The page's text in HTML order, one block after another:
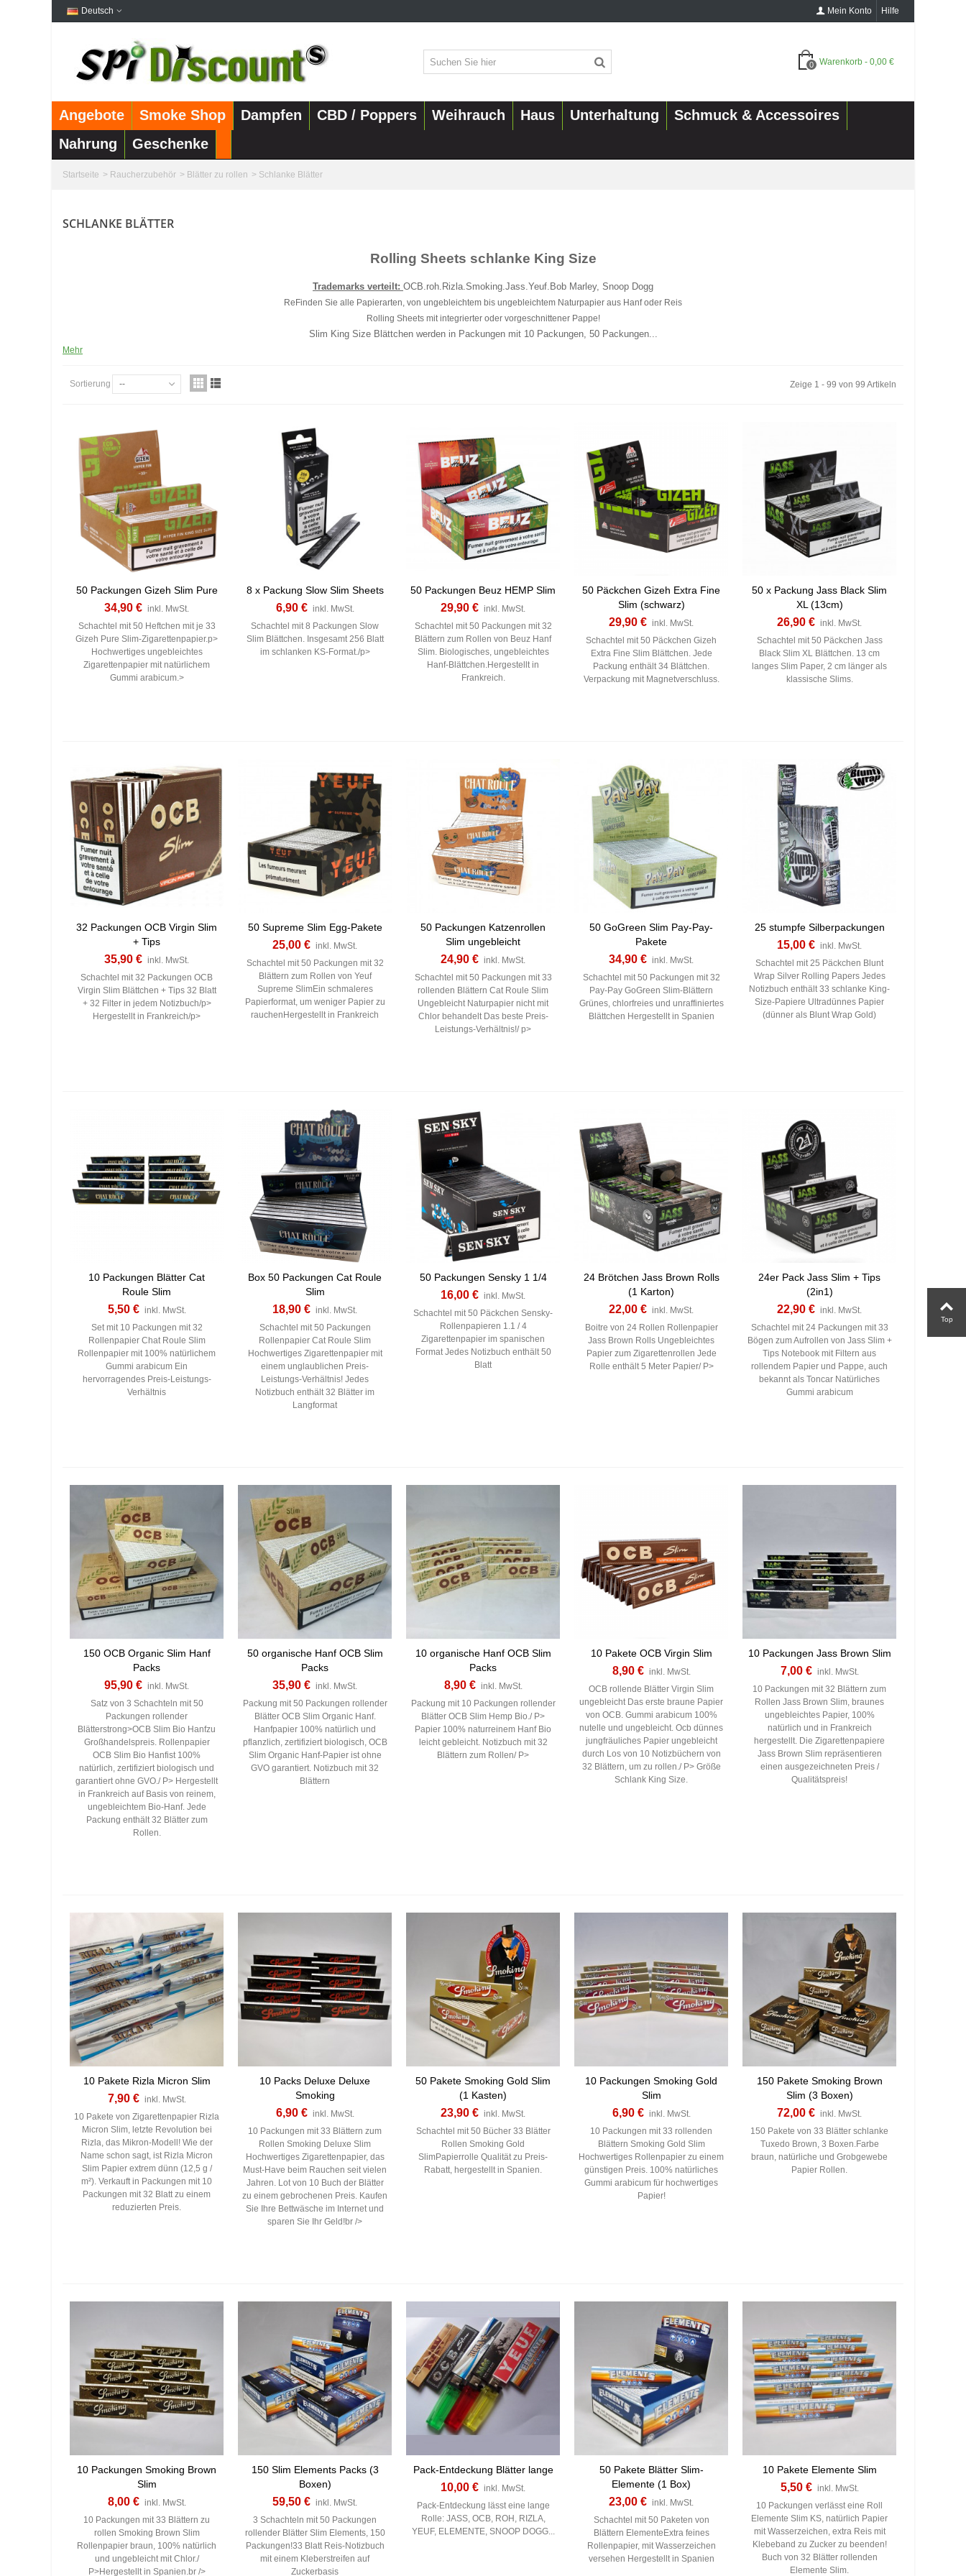
Deutsch Hilfe
Mein Konto
0 Warenkorb - 0,00 €
Angebote Smoke Shop Dampfen CBD / Poppers Weihrauch Haus Unterhaltung
Schmuck & Accessoires
Nahrung
Geschenke
Startseite > Raucherzubehör > Blätter zu rollen > Schlanke Blätter
SCHLANKE BLÄTTER
Rolling Sheets schlanke King Size
Trademarks verteilt: OCB.roh.Rizla.Smoking.Jass.Yeuf.Bob Marley, Snoop Dogg
ReFinden Sie alle Papierarten, von ungebleichtem bis ungebleichtem Naturpapier aus Hanf oder Reis
Rolling Sheets mit integrierter oder vorgeschnittener Pappe!
Slim King Size Blättchen werden in Packungen mit 10 Packungen, 50 Packungen...
Mehr
Sortierung -- Zeige 1 - 99 von 99 Artikeln
50 Packungen Gizeh Slim Pure
34,90 € inkl. MwSt.
Schachtel mit 50 Heftchen mit je 33
Gizeh Pure Slim-Zigarettenpapier.p>
Hochwertiges ungebleichtes
Zigarettenpapier mit natürlichem
Gummi arabicum.>
8 x Packung Slow Slim Sheets
6,90 € inkl. MwSt.
Schachtel mit 8 Packungen Slow
Slim Blättchen. Insgesamt 256 Blatt
im schlanken KS-Format./p>
50 Packungen Beuz HEMP Slim
29,90 € inkl. MwSt.
Schachtel mit 50 Packungen mit 32
Blättern zum Rollen von Beuz Hanf
Slim. Biologisches, ungebleichtes
Hanf-Blättchen.Hergestellt in
Frankreich.
50 Päckchen Gizeh Extra Fine
Slim (schwarz)
29,90 € inkl. MwSt.
Schachtel mit 50 Päckchen Gizeh
Extra Fine Slim Blättchen. Jede
Packung enthält 34 Blättchen.
Verpackung mit Magnetverschluss.
50 x Packung Jass Black Slim
XL (13cm)
26,90 € inkl. MwSt.
Schachtel mit 50 Päckchen Jass
Black Slim XL Blättchen. 13 cm
langes Slim Paper, 2 cm länger als
klassische Slims.
32 Packungen OCB Virgin Slim
+ Tips
35,90 € inkl. MwSt.
Schachtel mit 32 Packungen OCB
Virgin Slim Blättchen + Tips 32 Blatt
+ 32 Filter in jedem Notizbuch/p>
Hergestellt in Frankreich/p>
50 Supreme Slim Egg-Pakete
25,00 € inkl. MwSt.
Schachtel mit 50 Packungen mit 32
Blättern zum Rollen von Yeuf
Supreme SlimEin schmaleres
Papierformat, um weniger Papier zu
rauchenHergestellt in Frankreich
50 Packungen Katzenrollen
Slim ungebleicht
24,90 € inkl. MwSt.
Schachtel mit 50 Packungen mit 33
rollenden Blättern Cat Roule Slim
Ungebleicht Naturpapier nicht mit
Chlor behandelt Das beste Preis-
Leistungs-Verhältnis!/ p>
50 GoGreen Slim Pay-Pay-
Pakete
34,90 € inkl. MwSt.
Schachtel mit 50 Packungen mit 32
Pay-Pay GoGreen Slim-Blättern
Grünes, chlorfreies und unraffiniertes
Blättchen Hergestellt in Spanien
25 stumpfe Silberpackungen
15,00 € inkl. MwSt.
Schachtel mit 25 Päckchen Blunt
Wrap Silver Rolling Papers Jedes
Notizbuch enthält 33 schlanke King-
Size-Papiere Ultradünnes Papier
(dünner als Blunt Wrap Gold)
10 Packungen Blätter Cat
Roule Slim
5,50 € inkl. MwSt.
Set mit 10 Packungen mit 32
Rollenpapier Chat Roule Slim
Rollenpapier mit 100% natürlichem
Gummi arabicum Ein
hervorragendes Preis-Leistungs-
Verhältnis
Box 50 Packungen Cat Roule
Slim
18,90 € inkl. MwSt.
Schachtel mit 50 Packungen
Rollenpapier Cat Roule Slim
Hochwertiges Zigarettenpapier mit
einem unglaublichen Preis-
Leistungs-Verhältnis! Jedes
Notizbuch enthält 32 Blätter im
Langformat
50 Packungen Sensky 1 1/4
16,00 € inkl. MwSt.
Schachtel mit 50 Päckchen Sensky-
Rollenpapieren 1.1 / 4
Zigarettenpapier im spanischen
Format Jedes Notizbuch enthält 50
Blatt
24 Brötchen Jass Brown Rolls
(1 Karton)
22,00 € inkl. MwSt.
Boitre von 24 Rollen Rollenpapier
Jass Brown Rolls Ungebleichtes
Papier zum Zigarettenrollen Jede
Rolle enthält 5 Meter Papier/ P>
24er Pack Jass Slim + Tips
(2in1)
22,90 € inkl. MwSt.
Schachtel mit 24 Packungen mit 33
Bögen zum Aufrollen von Jass Slim +
Tips Notebook mit Filtern aus
rollendem Papier und Pappe, auch
bekannt als Toncar Natürliches
Gummi arabicum
150 OCB Organic Slim Hanf
Packs
95,90 € inkl. MwSt.
Satz von 3 Schachteln mit 50
Packungen rollender
Blätterstrong>OCB Slim Bio Hanfzu
Großhandelspreis. Rollenpapier
OCB Slim Bio Hanfist 100%
natürlich, zertifiziert biologisch und
garantiert ohne GVO./ P> Hergestellt
in Frankreich auf Basis von reinem,
ungebleichtem Bio-Hanf. Jede
Packung enthält 32 Blätter zum
Rollen.
50 organische Hanf OCB Slim
Packs
35,90 € inkl. MwSt.
Packung mit 50 Packungen rollender
Blätter OCB Slim Organic Hanf.
Hanfpapier 100% natürlich und
pflanzlich, zertifiziert biologisch, OCB
Slim Organic Hanf-Papier ist ohne
GVO garantiert. Notizbuch mit 32
Blättern
10 organische Hanf OCB Slim
Packs
8,90 € inkl. MwSt.
Packung mit 10 Packungen rollender
Blätter OCB Slim Hemp Bio./ P>
Papier 100% naturreinem Hanf Bio
leicht gebleicht. Notizbuch mit 32
Blättern zum Rollen/ P>
10 Pakete OCB Virgin Slim
8,90 € inkl. MwSt.
OCB rollende Blätter Virgin Slim
ungebleicht Das erste braune Papier
von OCB. Gummi arabicum 100%
nutelle und ungebleicht. Ocb dünnes
jungfräuliches Papier ungebleicht
durch Los von 10 Notizbüchern von
32 Blättern, um zu rollen./ P> Größe
Schlank King Size.
10 Packungen Jass Brown Slim
7,00 € inkl. MwSt.
10 Packungen mit 32 Blättern zum
Rollen Jass Brown Slim, braunes
ungebleichtes Papier, 100%
natürlich und in Frankreich
hergestellt. Die Zigarettenpapiere
Jass Brown Slim repräsentieren
einen ausgezeichneten Preis /
Qualitätspreis!
10 Pakete Rizla Micron Slim
7,90 € inkl. MwSt.
10 Pakete von Zigarettenpapier Rizla
Micron Slim, letzte Revolution bei
Rizla, das Mikron-Modell! Wie der
Name schon sagt, ist Rizla Micron
Slim Papier extrem dünn (12,5 g /
m²). Verkauft in Packungen mit 10
Packungen mit 32 Blatt zu einem
reduzierten Preis.
10 Packs Deluxe Deluxe
Smoking
6,90 € inkl. MwSt.
10 Packungen mit 33 Blättern zum
Rollen Smoking Deluxe Slim
Hochwertiges Zigarettenpapier, das
Must-Have beim Rauchen seit vielen
Jahren. Lot von 10 Buch der Blätter
zu einem gebrochenen Preis. Kaufen
Sie Ihre Bettwäsche im Internet und
sparen Sie Ihr Geld!br />
50 Pakete Smoking Gold Slim
(1 Kasten)
23,90 € inkl. MwSt.
Schachtel mit 50 Bücher 33 Blätter
Rollen Smoking Gold
SlimPapierrolle Qualität zu Preis-
Rabatt, hergestellt in Spanien.
10 Packungen Smoking Gold
Slim
6,90 € inkl. MwSt.
10 Packungen mit 33 rollenden
Blättern Smoking Gold Slim
Hochwertiges Rollenpapier zu einem
günstigen Preis. 100% natürliches
Gummi arabicum für hochwertiges
Papier!
150 Pakete Smoking Brown
Slim (3 Boxen)
72,00 € inkl. MwSt.
150 Pakete von 33 Blätter schlanke
Tuxedo Brown, 3 Boxen.Farbe
braun, natürliche und Grobgewebe
Papier Rollen.
10 Packungen Smoking Brown
Slim
8,00 € inkl. MwSt.
10 Packungen mit 33 Blättern zu
rollen Smoking Brown Slim
Rollenpapier braun, 100% natürlich
und ungebleicht mit Chlor./
P>Hergestellt in Spanien.br />
150 Slim Elements Packs (3
Boxen)
59,50 € inkl. MwSt.
3 Schachteln mit 50 Packungen
rollender Blätter Slim Elements, 150
Packungen!33 Blatt Reis-Notizbuch
mit einem Kleberstreifen auf
Zuckerbasis
Pack-Entdeckung Blätter lange
10,00 € inkl. MwSt.
Pack-Entdeckung lässt eine lange
Rolle: JASS, OCB, ROH, RIZLA,
YEUF, ELEMENTE, SNOOP DOGG...
50 Pakete Blätter Slim-
Elemente (1 Box)
23,00 € inkl. MwSt.
Schachtel mit 50 Paketen von
Blättern ElementeExtra feines
Rollenpapier, mit Wasserzeichen
versehen Hergestellt in Spanien
10 Pakete Elemente Slim
5,50 € inkl. MwSt.
10 Packungen verlässt eine Roll
Elemente Slim KS, natürlich Papier
mit Wasserzeichen, extra Reis mit
Klebeband zu Zucker zu beenden!
Buch von 32 Blätter rollenden
Elemente Slim.
Top